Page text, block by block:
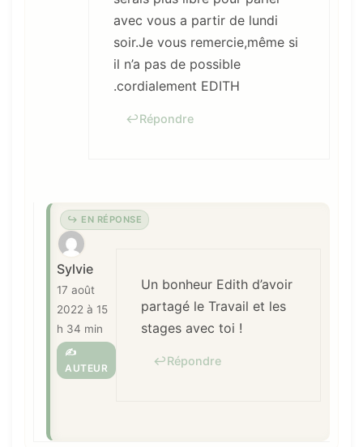
avec vous a partir de lundi
soir.Je vous remercie,même si
il n’a pas de possible
.cordialement EDITH
Répondre
Sylvie
17 août
2022 à 15
h 34 min
Un bonheur Edith d’avoir
partagé le Travail et les
stages avec toi !
Répondre